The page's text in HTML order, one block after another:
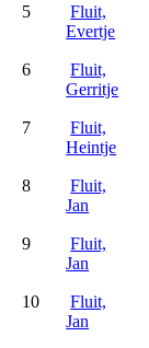
5
Fluit,
Evertje
6
Fluit,
Gerritje
7
Fluit,
Heintje
8
Fluit,
Jan
9
Fluit,
Jan
10
Fluit,
Jan